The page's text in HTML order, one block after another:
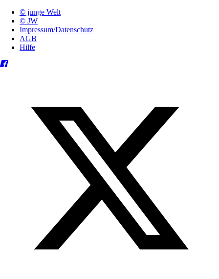
© junge Welt
© JW
Impressum/Datenschutz
AGB
Hilfe